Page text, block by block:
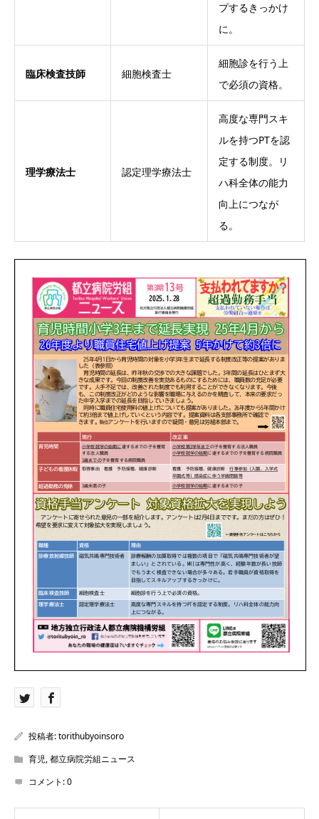
プするきっかけ
に。
臨床検査技師 細胞検査士
細胞診を行う上
で必須の資格。
理学療法士 認定理学療法士
高度な専門スキ
ルを持つPTを認
定する制度。リ
ハ科全体の能力
向上につなが
る。
投稿者:torithubyoinsoro
育児,都立病院労組ニュース
コメント:0